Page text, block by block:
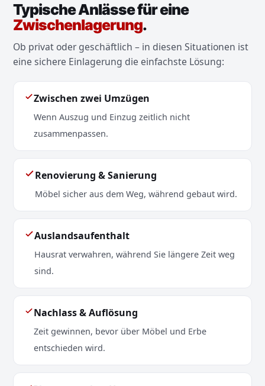
Typische Anlässe für eine
Zwischenlagerung.
Ob privat oder geschäftlich – in diesen Situationen ist
eine sichere Einlagerung die einfachste Lösung:
Zwischen zwei Umzügen
Wenn Auszug und Einzug zeitlich nicht
zusammenpassen.
Renovierung & Sanierung
Möbel sicher aus dem Weg, während gebaut wird.
Auslandsaufenthalt
Hausrat verwahren, während Sie längere Zeit weg
sind.
Nachlass & Auflösung
Zeit gewinnen, bevor über Möbel und Erbe
entschieden wird.